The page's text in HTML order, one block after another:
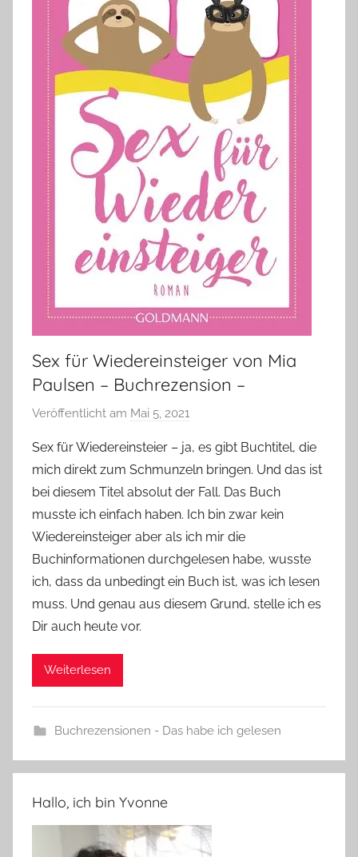
Sex für Wiedereinsteiger von Mia
Paulsen – Buchrezension –
Veröffentlicht am Mai 5, 2021
n
Y
v
o
n
n
e
Sex für Wiedereinsteier – ja, es gibt Buchtitel, die
mich direkt zum Schmunzeln bringen. Und das ist
bei diesem Titel absolut der Fall. Das Buch
musste ich einfach haben. Ich bin zwar kein
Wiedereinsteiger aber als ich mir die
Buchinformationen durchgelesen habe, wusste
ich, dass da unbedingt ein Buch ist, was ich lesen
muss. Und genau aus diesem Grund, stelle ich es
Dir auch heute vor.
Weiterlesen
Buchrezensionen - Das habe ich gelesen
Hallo, ich bin Yvonne